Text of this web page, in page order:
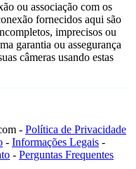
ou associação com os
fornecidos aqui são
imprecisos ou
garantia ou assegurança
câmeras usando estas
- Política de Privacidade
- Informações Legais -
- Perguntas Frequentes